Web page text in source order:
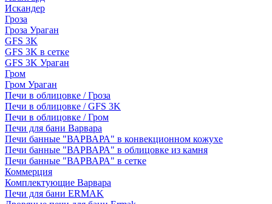
Искандер
Гроза
Гроза Ураган
GFS 3K
GFS 3K в сетке
GFS 3K Ураган
Гром
Гром Ураган
Печи в облицовке / Гроза
Печи в облицовке / GFS 3K
Печи в облицовке / Гром
Печи для бани Варвара
Печи банные "ВАРВАРА" в конвекционном кожухе
Печи банные "ВАРВАРА" в облицовке из камня
Печи банные "ВАРВАРА" в сетке
Коммерция
Комплектующие Варвара
Печи для бани ERMAK